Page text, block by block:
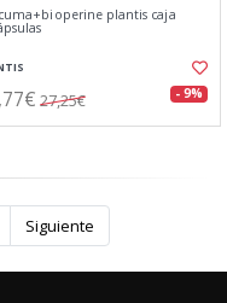
plantis caja
27,25€ - 9%
Siguiente